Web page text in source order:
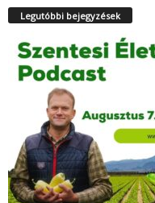
Legutóbbi bejegyzések